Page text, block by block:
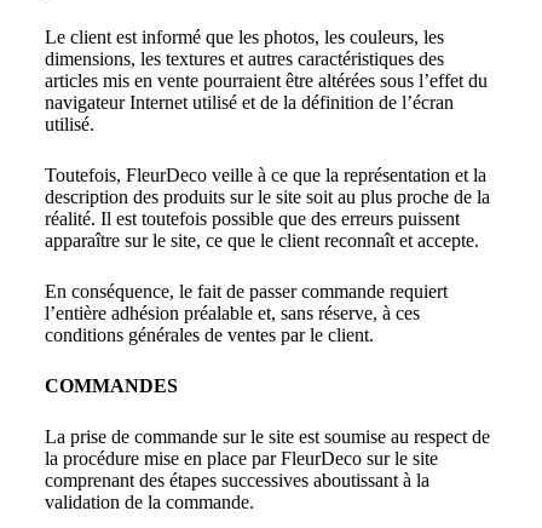
Le client est informé que les photos, les couleurs, les
dimensions, les textures et autres caractéristiques des
articles mis en vente pourraient être altérées sous l’effet du
navigateur Internet utilisé et de la définition de l’écran
utilisé.
Toutefois, FleurDeco veille à ce que la représentation et la
description des produits sur le site soit au plus proche de la
réalité. Il est toutefois possible que des erreurs puissent
apparaître sur le site, ce que le client reconnaît et accepte.
En conséquence, le fait de passer commande requiert
l’entière adhésion préalable et, sans réserve, à ces
conditions générales de ventes par le client.
COMMANDES
La prise de commande sur le site est soumise au respect de
la procédure mise en place par FleurDeco sur le site
comprenant des étapes successives aboutissant à la
validation de la commande.